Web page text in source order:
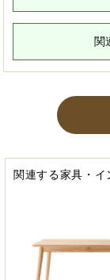
関
関連する家具・イ